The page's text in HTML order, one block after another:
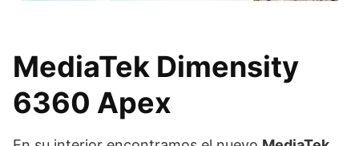
MediaTek Dimensity
6360 Apex